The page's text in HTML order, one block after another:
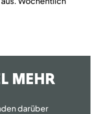
MEHR
darüber